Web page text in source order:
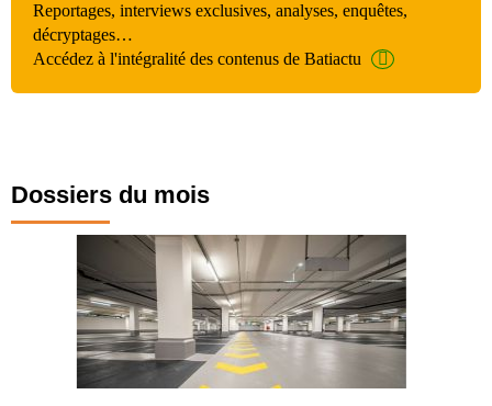
Reportages, interviews exclusives, analyses, enquêtes,
décryptages…
Accédez à l'intégralité des contenus de Batiactu
Dossiers du mois